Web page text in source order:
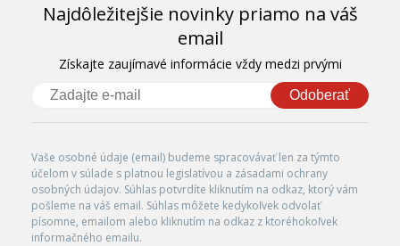
Najdôležitejšie novinky priamo na váš
email
Získajte zaujímavé informácie vždy medzi prvými
Odoberať
Vaše osobné údaje (email) budeme spracovávať len za týmto
účelom v súlade s platnou legislatívou a zásadami ochrany
osobných údajov. Súhlas potvrdíte kliknutím na odkaz, ktorý vám
pošleme na váš email. Súhlas môžete kedykoľvek odvolať
písomne, emailom alebo kliknutím na odkaz z ktoréhokoľvek
informačného emailu.